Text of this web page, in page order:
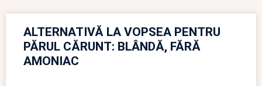
ALTERNATIVĂ LA VOPSEA PENTRU
PĂRUL CĂRUNT: BLÂNDĂ, FĂRĂ
AMONIAC